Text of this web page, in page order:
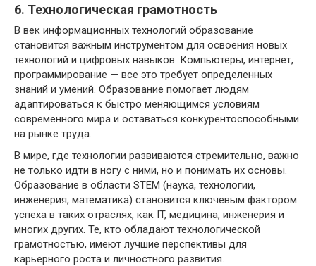
6. Технологическая грамотность
В век информационных технологий образование
становится важным инструментом для освоения новых
технологий и цифровых навыков. Компьютеры, интернет,
программирование — все это требует определенных
знаний и умений. Образование помогает людям
адаптироваться к быстро меняющимся условиям
современного мира и оставаться конкурентоспособными
на рынке труда.
В мире, где технологии развиваются стремительно, важно
не только идти в ногу с ними, но и понимать их основы.
Образование в области STEM (наука, технологии,
инженерия, математика) становится ключевым фактором
успеха в таких отраслях, как IT, медицина, инженерия и
многих других. Те, кто обладают технологической
грамотностью, имеют лучшие перспективы для
карьерного роста и личностного развития.